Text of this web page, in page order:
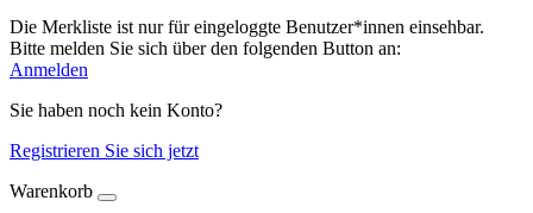
Die Merkliste ist nur für eingeloggte Benutzer*innen einsehbar.
Bitte melden Sie sich über den folgenden Button an:
Anmelden
Sie haben noch kein Konto?
Registrieren Sie sich jetzt
Warenkorb